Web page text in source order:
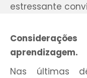
estressante
aprendizagem.
Nas últimas